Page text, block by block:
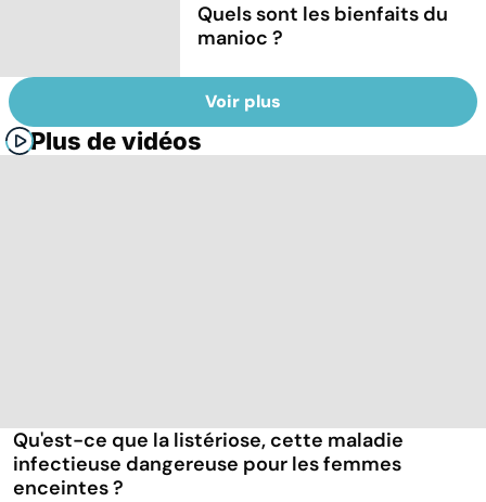
Quels sont les bienfaits du
manioc ?
Voir plus
Plus de vidéos
Qu'est-ce que la listériose, cette maladie
infectieuse dangereuse pour les femmes
enceintes ?